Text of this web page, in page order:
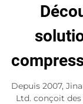
Depuis 2007,
Ltd. conçoit